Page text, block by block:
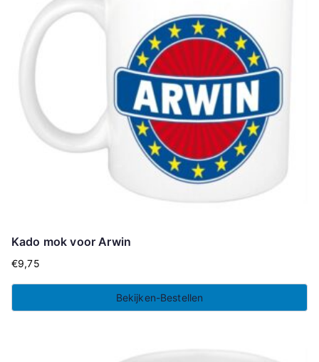
Kado mok voor Arwin
€9,75
Bekijken-Bestellen